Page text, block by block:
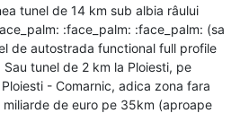
tunel de 14 km sub albia râului
:face_palm: :face_palm: (sa
de autostrada functional full profile
tunel de 2 km la Ploiesti, pe
- Comarnic, adica zona fara
de euro pe 35km (aproape